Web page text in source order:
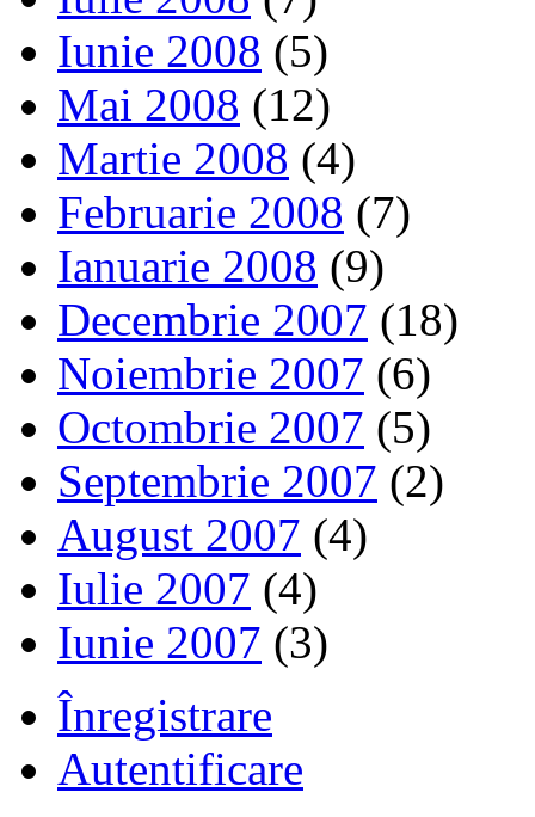
Iunie 2008 (5)
Mai 2008 (12)
Martie 2008 (4)
Februarie 2008 (7)
Ianuarie 2008 (9)
Decembrie 2007 (18)
Noiembrie 2007 (6)
Octombrie 2007 (5)
Septembrie 2007 (2)
August 2007 (4)
Iulie 2007 (4)
Iunie 2007 (3)
Înregistrare
Autentificare